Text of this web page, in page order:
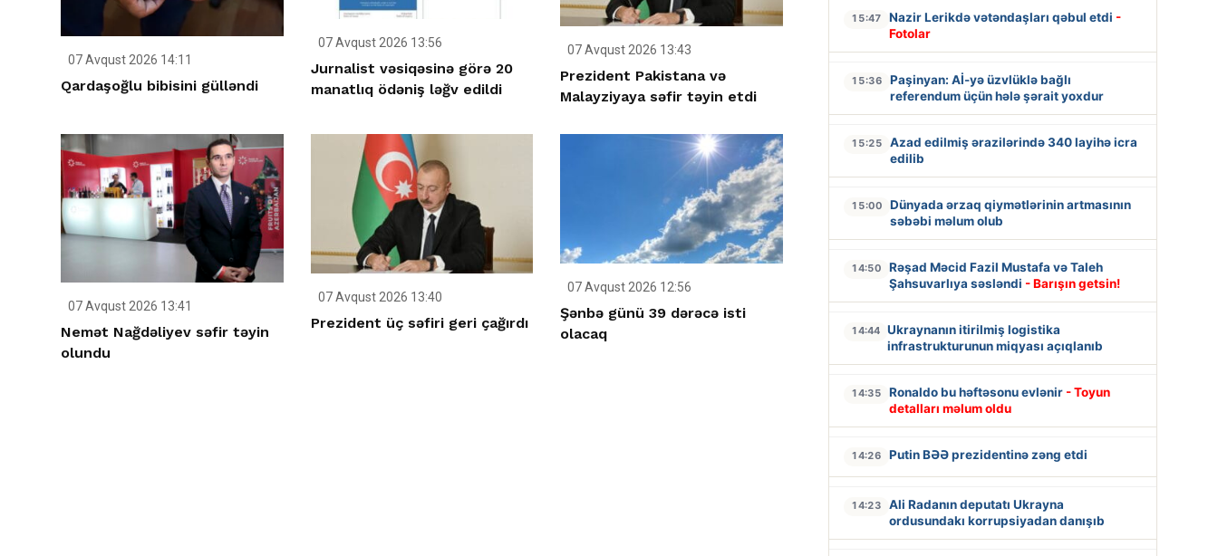
07 Avqust 2026 14:11
Qardaşoğlu bibisini gülləndi
07 Avqust 2026 13:56
Jurnalist vəsiqəsinə görə 20
manatlıq ödəniş ləğv edildi
07 Avqust 2026 13:43
Prezident Pakistana və
Malayziyaya səfir təyin etdi
07 Avqust 2026 13:41
Nemət Nağdəliyev səfir təyin
olundu
07 Avqust 2026 13:40
Prezident üç səfiri geri çağırdı
07 Avqust 2026 12:56
Şənbə günü 39 dərəcə isti
olacaq
15:47 Nazir Lerikdə vətəndaşları qəbul etdi -
Fotolar
15:36
Paşinyan: Aİ-yə üzvlüklə bağlı
referendum üçün hələ şərait yoxdur
15:25
Azad edilmiş ərazilərində 340 layihə icra
edilib
15:00
Dünyada ərzaq qiymətlərinin artmasının
səbəbi məlum olub
14:50
Rəşad Məcid Fazil Mustafa və Taleh
Şahsuvarlıya səsləndi - Barışın getsin!
14:44 Ukraynanın itirilmiş logistika
infrastrukturunun miqyası açıqlanıb
14:35 Ronaldo bu həftəsonu evlənir - Toyun
detalları məlum oldu
14:26 Putin BƏƏ prezidentinə zəng etdi
14:23
Ali Radanın deputatı Ukrayna
ordusundakı korrupsiyadan danışıb